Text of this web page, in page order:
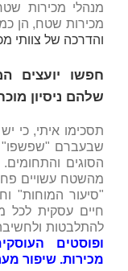
מנהלי מכירות
מכירות שטח, הן
והדרכה של צוותי
חפשו יועצים
שלהם ניסיון
תסכימו איתי, כי
שבעברם "שפשפו"
הסוגים
מהשטח עשויים
"סיעור המוחות"
חיים עסקית לכל
להתלבטות
ופוסטים
מכירות. שיפור